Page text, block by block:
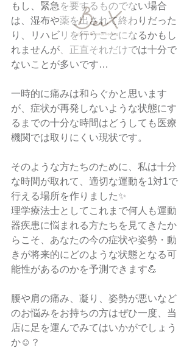
もし、緊急を要するものでない場合
は、湿布や薬を出されて終わりだった
り、リハビリを行うことになるかもし
れませんが、正直それだけでは十分で
ないことが多いです…
一時的に痛みは和らぐかと思います
が、症状が再発しないような状態にす
るまでの十分な時間はどうしても医療
機関では取りにくい現状です。
そのような方たちのために、私は十分
な時間が取れて、適切な運動を1対1で
行える場所を作りました✨
理学療法士としてこれまで何人も運動
器疾患に悩まれる方たちを見てきたか
らこそ、あなたの今の症状や姿勢・動
きが将来的にどのような状態となる可
能性があるのかを予測できます💪
腰や肩の痛み、凝り、姿勢が悪いなど
のお悩みをお持ちの方はぜひ一度、当
店に足を運んでみてはいかがでしょう
か☺️？